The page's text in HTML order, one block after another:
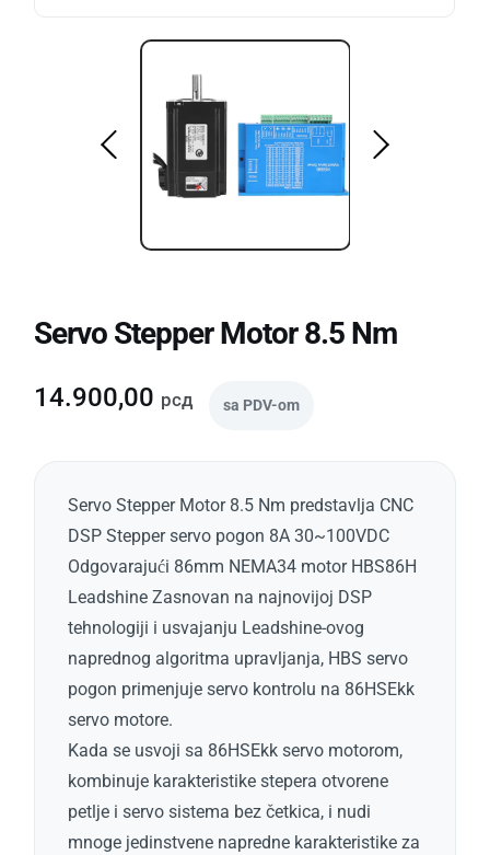
Servo Stepper Motor 8.5 Nm
14.900,00 рсд sa PDV-om
Servo Stepper Motor 8.5 Nm predstavlja CNC
DSP Stepper servo pogon 8A 30~100VDC
Odgovarajući 86mm NEMA34 motor HBS86H
Leadshine Zasnovan na najnovijoj DSP
tehnologiji i usvajanju Leadshine-ovog
naprednog algoritma upravljanja, HBS servo
pogon primenjuje servo kontrolu na 86HSEkk
servo motore.
Kada se usvoji sa 86HSEkk servo motorom,
kombinuje karakteristike stepera otvorene
petlje i servo sistema bez četkica, i nudi
mnoge jedinstvene napredne karakteristike za